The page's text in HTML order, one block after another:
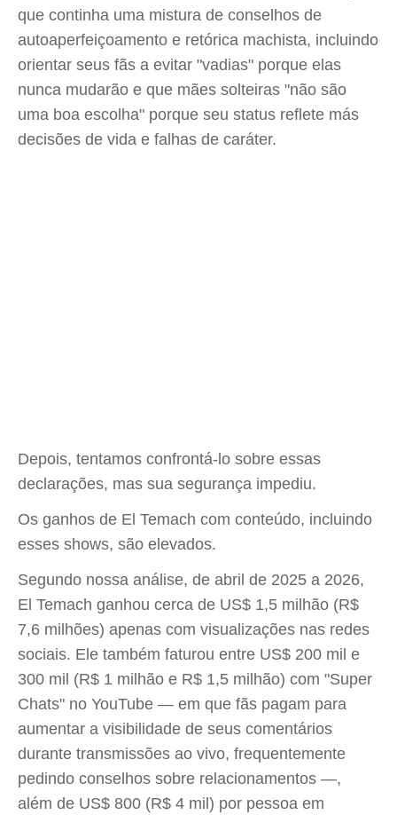
que continha uma mistura de conselhos de
autoaperfeiçoamento e retórica machista, incluindo
orientar seus fãs a evitar "vadias" porque elas
nunca mudarão e que mães solteiras "não são
uma boa escolha" porque seu status reflete más
decisões de vida e falhas de caráter.
Depois, tentamos confrontá-lo sobre essas
declarações, mas sua segurança impediu.
Os ganhos de El Temach com conteúdo, incluindo
esses shows, são elevados.
Segundo nossa análise, de abril de 2025 a 2026,
El Temach ganhou cerca de US$ 1,5 milhão (R$
7,6 milhões) apenas com visualizações nas redes
sociais. Ele também faturou entre US$ 200 mil e
300 mil (R$ 1 milhão e R$ 1,5 milhão) com "Super
Chats" no YouTube — em que fãs pagam para
aumentar a visibilidade de seus comentários
durante transmissões ao vivo, frequentemente
pedindo conselhos sobre relacionamentos —,
além de US$ 800 (R$ 4 mil) por pessoa em